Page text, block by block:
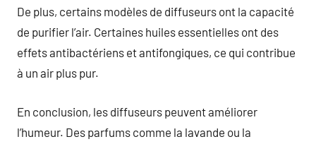
De plus, certains modèles de diffuseurs ont la capacité
de purifier l’air. Certaines huiles essentielles ont des
effets antibactériens et antifongiques, ce qui contribue
à un air plus pur.
En conclusion, les diffuseurs peuvent améliorer
l’humeur. Des parfums comme la lavande ou la